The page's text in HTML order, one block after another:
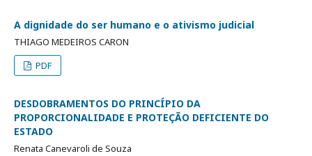
A dignidade do ser humano e o ativismo judicial
THIAGO MEDEIROS CARON
PDF
DESDOBRAMENTOS DO PRINCÍPIO DA
PROPORCIONALIDADE E PROTEÇÃO DEFICIENTE DO
ESTADO
Renata Canevaroli de Souza